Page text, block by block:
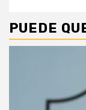
PUEDE